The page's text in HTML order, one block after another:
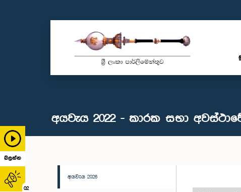
බලන්න
02
අයවැය 2022 - කාරක සභා
අයවැය 2026